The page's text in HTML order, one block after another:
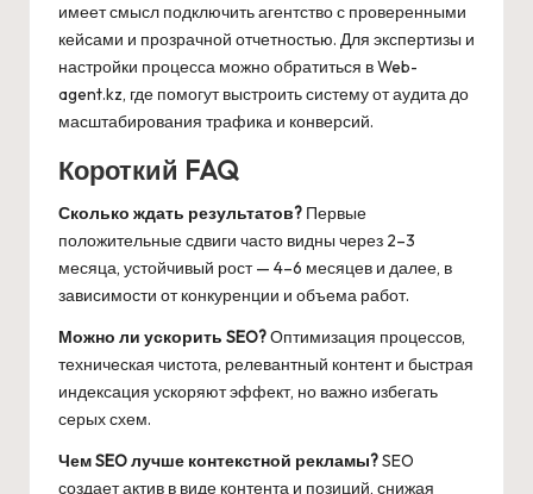
имеет смысл подключить агентство с проверенными
кейсами и прозрачной отчетностью. Для экспертизы и
настройки процесса можно обратиться вWeb-
agent.kz, где помогут выстроить систему от аудита до
масштабирования трафика и конверсий.
Короткий FAQ
Сколько ждать результатов? Первые
положительные сдвиги часто видны через 2–3
месяца, устойчивый рост — 4–6 месяцев и далее, в
зависимости от конкуренции и объема работ.
Можно ли ускорить SEO?Оптимизация процессов,
техническая чистота, релевантный контент и быстрая
индексация ускоряют эффект, но важно избегать
серых схем.
Чем SEO лучше контекстной рекламы?SEO
создает актив в виде контента и позиций, снижая